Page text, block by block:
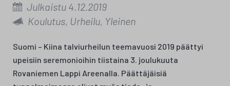
Julkaistu 4.12.2019
Koulutus, Urheilu, Yleinen
Suomi – Kiina talviurheilun teemavuosi 2019 päättyi
upeisiin seremonioihin tiistaina 3. joulukuuta
Rovaniemen Lappi Areenalla. Päättäjäisiä